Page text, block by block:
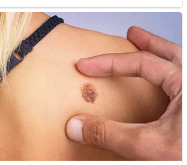
Cutit cositoare KUHN
ANDROID pentru siteul